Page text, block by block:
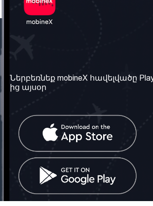
Մեր մասին
Մեր ծառայությունները
Հաճախ
Կապ մեզ հետ
Միացյալ
Թագավորություն: Մենք
գործընկեր ենք
փնտրում
Հայաստանում
Ներբեռնեք mobineX հավելվածը
ից այսօր